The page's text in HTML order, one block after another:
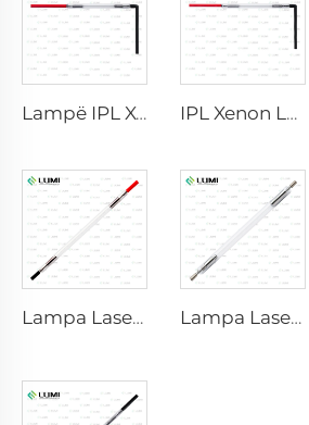
Lampë IPL Xenon P1421 – 7×45×90 mm IPL Xenon Lamp P1621 – 7×50×105 mm
Lampa Laser Xenon L2741 – 7×100×167 mm Lampa Laser Xenon L2851 – 5×105×175 mm